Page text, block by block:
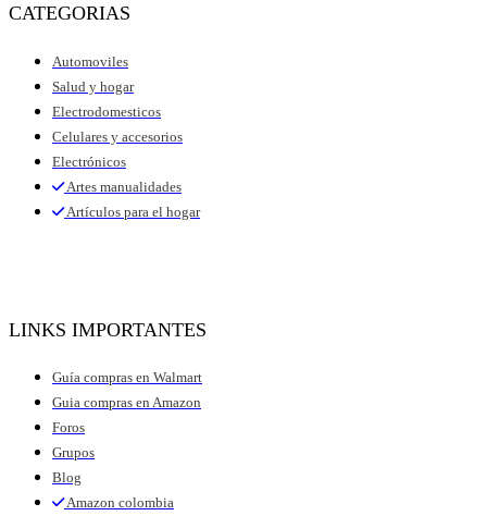
CATEGORIAS
Automoviles
Salud y hogar
Electrodomesticos
Celulares y accesorios
Electrónicos
Artes manualidades
Artículos para el hogar
LINKS IMPORTANTES
Guía compras en Walmart
Guia compras en Amazon
Foros
Grupos
Blog
Amazon colombia